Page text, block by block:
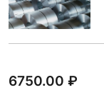
6750.00 ₽